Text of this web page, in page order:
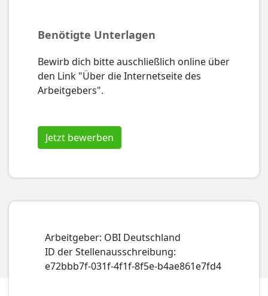
Benötigte Unterlagen
Bewirb dich bitte auschließlich online über
den Link "Über die Internetseite des
Arbeitgebers".
Jetzt bewerben
Arbeitgeber: OBI Deutschland
ID der Stellenausschreibung:
e72bbb7f-031f-4f1f-8f5e-b4ae861e7fd4